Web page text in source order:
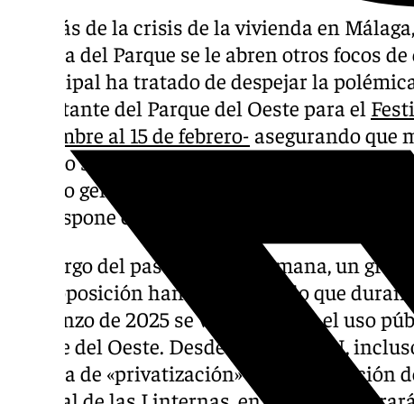
Además de la crisis de la vivienda en
Casona del Parque se le abren otros focos
municipal ha tratado de despejar la
importante del Parque del Oeste para el
noviembre al 15 de febrero- asegurando que
espacio seguirá funcionando con
público general más de 40.000 metros
que dispone esta importante zona verde
A lo largo del pasado fin de semana, un
de la oposición han denunciando que
comienzo de 2025 se va a cercenar el uso
Parque del Oeste. Desde el PSOE e IU,
medida de «privatización» con la acotación